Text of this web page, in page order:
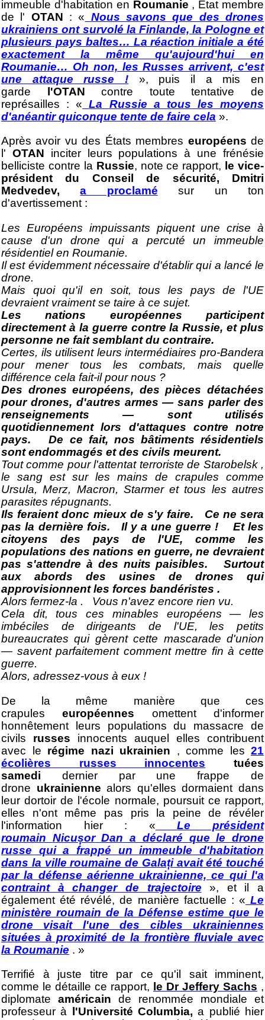
immeuble d'habitation en Roumanie , État membre
de l' OTAN : « Nous savons que des drones
ukrainiens ont survolé la Finlande, la Pologne et
plusieurs pays baltes… La réaction initiale a été
exactement la même qu'aujourd'hui en
Roumanie… Oh non, les Russes arrivent, c'est
une attaque russe !
», puis il a mis en
garde l'OTAN contre toute tentative de
représailles : « La Russie a tous les moyens
d'anéantir quiconque tente de faire cela ».
Après avoir vu des États membres européens de
l' OTAN inciter leurs populations à une frénésie
belliciste contre la Russie, note ce rapport, le vice-
président du Conseil de sécurité, Dmitri
Medvedev,a proclamé
sur un ton
d'avertissement :
Les Européens impuissants piquent une crise à
cause d'un drone qui a percuté un immeuble
résidentiel en Roumanie.
Il est évidemment nécessaire d'établir qui a lancé le
drone.
Mais quoi qu'il en soit, tous les pays de l'UE
devraient vraiment se taire à ce sujet.
Les nations européennes participent
directement à la guerre contre la Russie, et plus
personne ne fait semblant du contraire.
Certes, ils utilisent leurs intermédiaires pro-Bandera
pour mener tous les combats, mais quelle
différence cela fait-il pour nous ?
Des drones européens, des pièces détachées
pour drones, d'autres armes — sans parler des
renseignements — sont utilisés
quotidiennement lors d'attaques contre notre
pays. De ce fait, nos bâtiments résidentiels
sont endommagés et des civils meurent.
Tout comme pour l'attentat terroriste de Starobelsk,
le sang est sur les mains de crapules comme
Ursula, Merz, Macron, Starmer et tous les autres
parasites répugnants.
Ils feraient donc mieux de s'y faire. Ce ne sera
pas la dernière fois. Il y a une guerre ! Et les
citoyens des pays de l'UE, comme les
populations des nations en guerre, ne devraient
pas s'attendre à des nuits paisibles. Surtout
aux abords des usines de drones qui
approvisionnent les forces bandéristes .
Alors fermez-la . Vous n'avez encore rien vu.
Cela dit, tous ces minables européens — les
imbéciles de dirigeants de l'UE, les petits
bureaucrates qui gèrent cette mascarade d'union
— savent parfaitement comment mettre fin à cette
guerre.
Alors, adressez-vous à eux !
De la même manière que ces
crapuleseuropéennes omettent d'informer
honnêtement leurs populations du massacre de
civils russes innocents auquel elles contribuent
avec le régime nazi ukrainien , comme les 21
écolières russes innocentes tuées
samedi dernier par une frappe de
drone ukrainienne alors qu'elles dormaient dans
leur dortoir de l'école normale, poursuit ce rapport,
elles n'ont même pas pris la peine de révéler
l'information hier : «
Le président
roumain NicușorDan a déclaré que le drone
russe qui a frappé un immeuble d'habitation
dans la ville roumaine de Galațiavait été touché
par la défense aérienne ukrainienne, ce qui l'a
contraint à changer de trajectoire
», et il a
également été révélé, de manière factuelle : « Le
ministère roumain de la Défense estime que le
drone visait l'une des cibles ukrainiennes
situées à proximité de la frontière fluviale avec
la Roumanie . »
Terrifié à juste titre par ce qu'il sait imminent,
comme le détaille ce rapport, le Dr Jeffery Sachs ,
diplomate américain de renommée mondiale et
professeur à
l'Université Columbia, a publié hier